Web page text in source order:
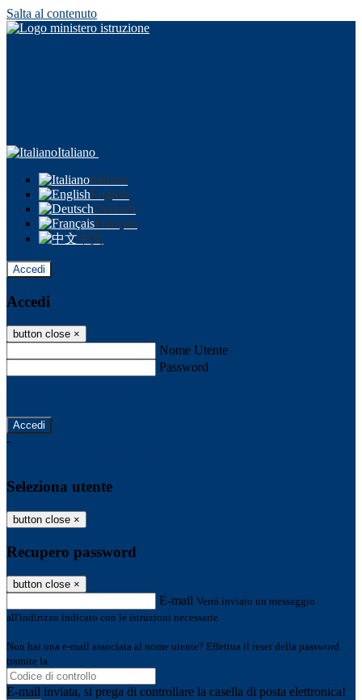
Salta al contenuto
Italiano
Italiano
English
Deutsch
Français
中文
Accedi
Accedi
button close ×
Nome Utente
Password
-
Seleziona utente
button close ×
Recupero password
button close ×
E-mail Verrà inviato un messaggio
all'indirizzo indicato con le istruzioni necessarie.
Non hai una e-mail associata al nome utente? Effettua il reset della password
tramite la
E-mail inviata, si prega di controllare la casella di posta elettronica!